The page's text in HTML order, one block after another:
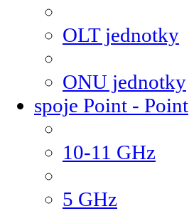
OLT jednotky
ONU jednotky
spoje Point - Point
10-11 GHz
5 GHz